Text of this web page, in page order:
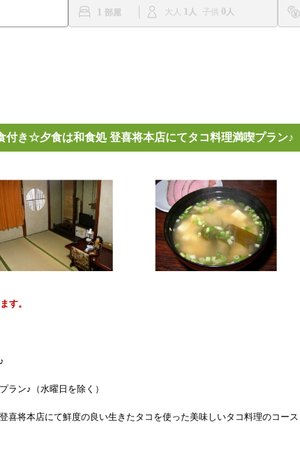
1 大人 1 子供 0
付き☆夕食は和食処 登喜将本店にてタコ料理満喫プラン♪
す。
ラン♪（水曜日を除く）
将本店にて鮮度の良い生きたタコを使った美味しいタコ料理のコース